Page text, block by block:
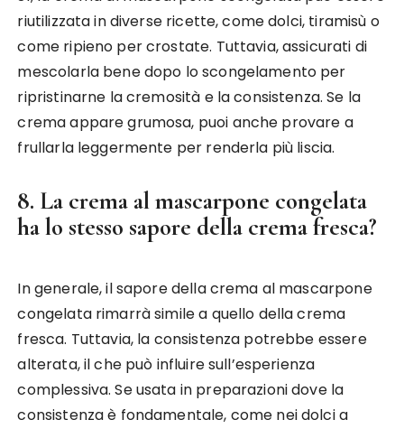
riutilizzata in diverse ricette, come dolci, tiramisù o
come ripieno per crostate. Tuttavia, assicurati di
mescolarla bene dopo lo scongelamento per
ripristinarne la cremosità e la consistenza. Se la
crema appare grumosa, puoi anche provare a
frullarla leggermente per renderla più liscia.
8. La crema al mascarpone congelata
ha lo stesso sapore della crema fresca?
In generale, il sapore della crema al mascarpone
congelata rimarrà simile a quello della crema
fresca. Tuttavia, la consistenza potrebbe essere
alterata, il che può influire sull’esperienza
complessiva. Se usata in preparazioni dove la
consistenza è fondamentale, come nei dolci a